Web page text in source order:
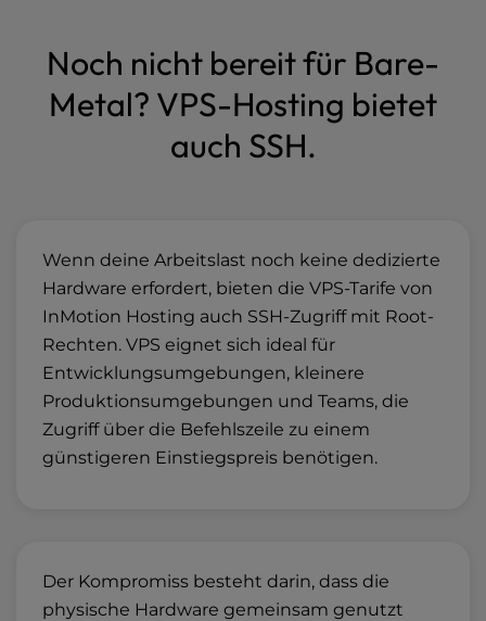
Noch nicht bereit für Bare-
Metal? VPS-Hosting bietet
auch SSH.
Wenn deine Arbeitslast noch keine dedizierte
Hardware erfordert, bieten die VPS-Tarife von
InMotion Hosting auch SSH-Zugriff mit Root-
Rechten. VPS eignet sich ideal für
Entwicklungsumgebungen, kleinere
Produktionsumgebungen und Teams, die
Zugriff über die Befehlszeile zu einem
günstigeren Einstiegspreis benötigen.
Der Kompromiss besteht darin, dass die
physische Hardware gemeinsam genutzt